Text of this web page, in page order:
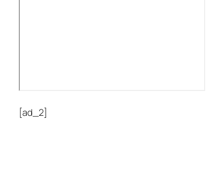
[ad_2]